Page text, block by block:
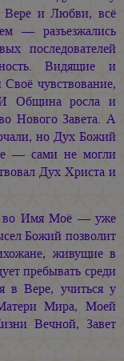
Вере и Любви, всё
— разъезжались
последователей
Видящие и
чувствование,
И Община росла и
Нового Завета. А
но Дух Божий
— сами не могли
Дух Христа и
во Имя Моё — уже
Божий позволит
живущие в
пребывать среди
в Вере, учиться у
Мира, Моей
Вечной, Завет